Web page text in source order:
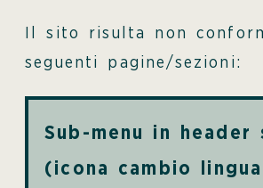
Il sito risulta non
seguenti pagine/sezioni:
Sub-menu in header
(icona cambio